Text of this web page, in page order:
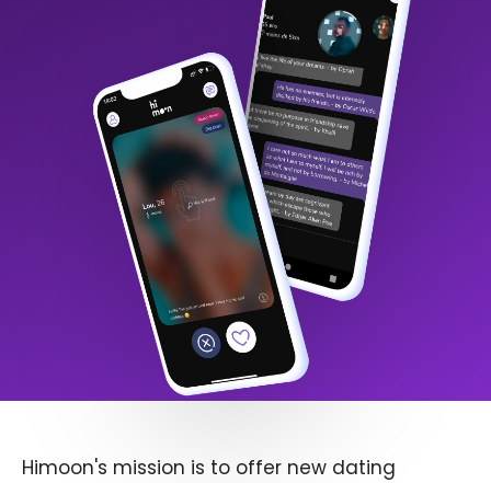
Himoon's mission is to offer new dating